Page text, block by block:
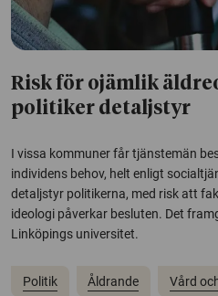
Risk för ojämlik
politiker detaljstyr
I vissa kommuner får tjänstemän
individens behov, helt enligt
detaljstyr politikerna, med risk att
ideologi påverkar besluten. Det
Linköpings universitet.
Politik Åldrande Vård